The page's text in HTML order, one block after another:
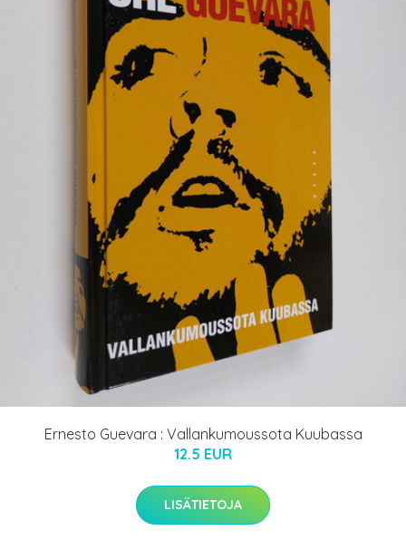
Ernesto Guevara : Vallankumoussota Kuubassa
12.5 EUR
LISÄTIETOJA